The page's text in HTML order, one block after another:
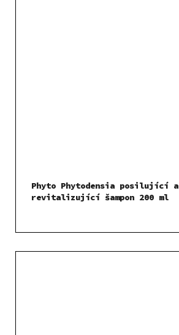
Phyto Phytodensia posilující a
revitalizující šampon 200 ml